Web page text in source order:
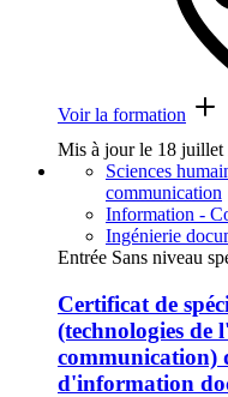
Voir la formation
Mis à jour le 18 juillet
Sciences
communication
Information -
Ingénierie
Entrée Sans niveau
Certificat de
(technologies de
communication)
d'information